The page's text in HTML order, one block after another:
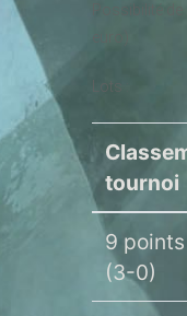
Possibilité
tournoi
9 points
(3-0)